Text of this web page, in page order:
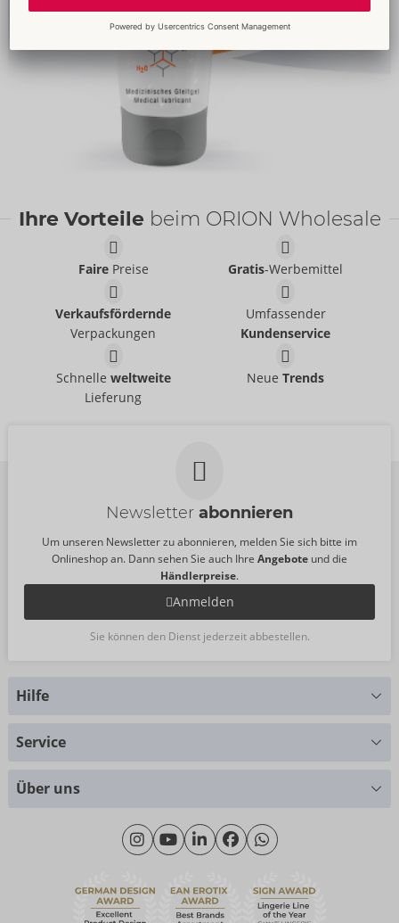
Ihre Vorteile beim ORION Wholesale
FairePreise Gratis-Werbemittel
Verkaufsfördernde
Verpackungen
Umfassender
Kundenservice
Schnelle weltweite
Lieferung
NeueTrends
Newsletter abonnieren
Um unseren Newsletter zu abonnieren, melden Sie sich bitte im
Onlineshop an. Dann sehen Sie auch Ihre Angebote und die
Händlerpreise.
Anmelden
Sie können den Dienst jederzeit abbestellen.
Hilfe
Montag - Donnerstag: 09:00 - 16:00 Uhr
Freitag: 09:00 - 15:00 Uhr
Kontakt
Häufige Fragen
Service
Über uns
Wir über uns
Nachhaltigkeit
eroFame